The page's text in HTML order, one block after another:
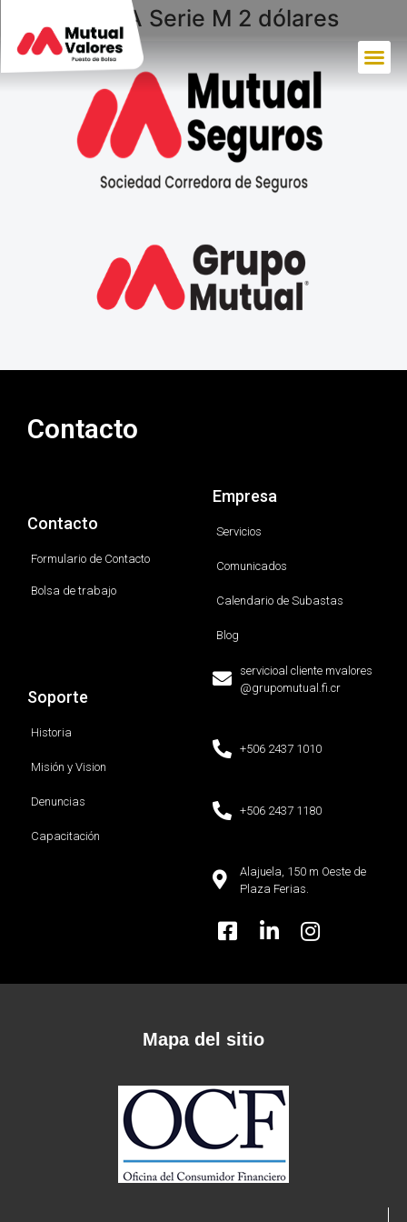
PROMERICA Serie M 2 dólares
Contacto
Contacto
Formulario de Contacto
Bolsa de trabajo
Empresa
Servicios
Comunicados
Calendario de Subastas
Blog
Soporte
Historia
Misión y Vision
Denuncias
Capacitación
servicioal cliente mvalores
@grupomutual.fi.cr
+506 2437 1010
+506 2437 1180
Alajuela, 150 m Oeste de
Plaza Ferias.
Mapa del sitio